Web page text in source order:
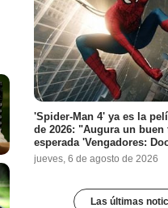
'Spider-Man 4' ya es la
de 2026: "Augura un
esperada 'Vengadores:
jueves, 6 de agosto de 2026
Las últimas